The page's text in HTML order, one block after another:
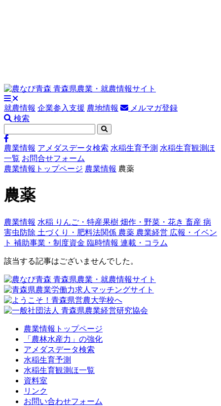
就農情報 企業参入支援 農地情報
メルマガ登録
検索
農業情報 アメダスデータ検索 水稲生育予測 水稲生育観測ほ
一覧 お問合せフォーム
農業情報トップページ 農業情報 農薬
農薬
農業情報 水稲 りんご・特産果樹 畑作・野菜・花き 畜産 病
害虫防除 土づくり・肥料法関係 農薬 農業経営 広報・イベン
ト 補助事業・制度資金 臨時情報 連載・コラム
該当する記事はございませんでした。
農業情報トップページ
「農林水産力」の強化
アメダスデータ検索
水稲生育予測
水稲生育観測ほ一覧
資料室
リンク
お問い合わせフォーム